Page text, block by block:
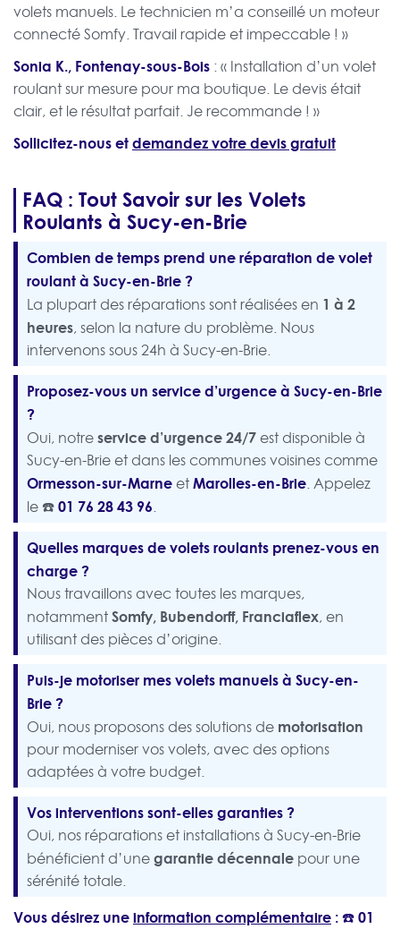
volets manuels. Le technicien m’a conseillé un moteur
connecté Somfy. Travail rapide et impeccable ! »
Sonia K., Fontenay-sous-Bois : « Installation d’un volet
roulant sur mesure pour ma boutique. Le devis était
clair, et le résultat parfait. Je recommande ! »
Sollicitez-nous etdemandez votre devis gratuit
FAQ : Tout Savoir sur les Volets
Roulants à Sucy-en-Brie
Combien de temps prend une réparation de volet
roulant à Sucy-en-Brie ?
La plupart des réparations sont réalisées en 1 à 2
heures, selon la nature du problème. Nous
intervenons sous 24h à Sucy-en-Brie.
Proposez-vous un service d’urgence à Sucy-en-Brie
?
Oui, notreservice d’urgence 24/7 est disponible à
Sucy-en-Brie et dans les communes voisines comme
Ormesson-sur-Marne etMarolles-en-Brie. Appelez
le ☎️01 76 28 43 96.
Quelles marques de volets roulants prenez-vous en
charge ?
Nous travaillons avec toutes les marques,
notammentSomfy, Bubendorff, Franciaflex, en
utilisant des pièces d’origine.
Puis-je motoriser mes volets manuels à Sucy-en-
Brie ?
Oui, nous proposons des solutions de motorisation
pour moderniser vos volets, avec des options
adaptées à votre budget.
Vos interventions sont-elles garanties ?
Oui, nos réparations et installations à Sucy-en-Brie
bénéficient d’unegarantie décennale pour une
sérénité totale.
Vous désirez uneinformation complémentaire : ☎️01